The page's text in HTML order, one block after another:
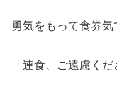
勇気をもって食券気
「連食、ご遠慮く